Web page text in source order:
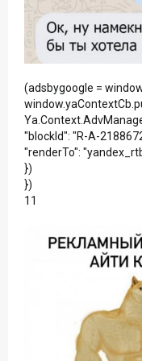
(adsbygoogle =
"blockId": "R-A-
"renderTo":
})
})
11